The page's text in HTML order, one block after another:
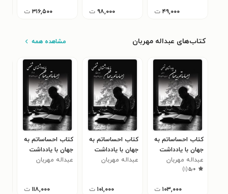
۴۹,۰۰۰ ت ۹۸,۰۰۰ ت ۳۱۶,۵۰۰ ت
کتاب‌های عبداله مهربان مشاهده همه
کتاب احساساتم به
جهان با یادداشت
های شخصی (جلد
اول)
عبداله مهربان
۵٫۰(۱)
۱۰۳,۰۰۰ ت
کتاب احساساتم به
جهان با یادداشت
های شخصی (جلد
عبداله مهربان
۱۰۱,۰۰۰ ت
کتاب احساساتم به
جهان با یادداشت
های شخصی (جلد
عبداله مهربان
۱۱۸,۰۰۰ ت